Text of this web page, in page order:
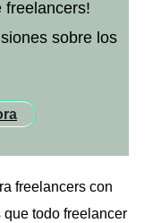
freelancers!
sobre los
freelancers con
que todo freelancer